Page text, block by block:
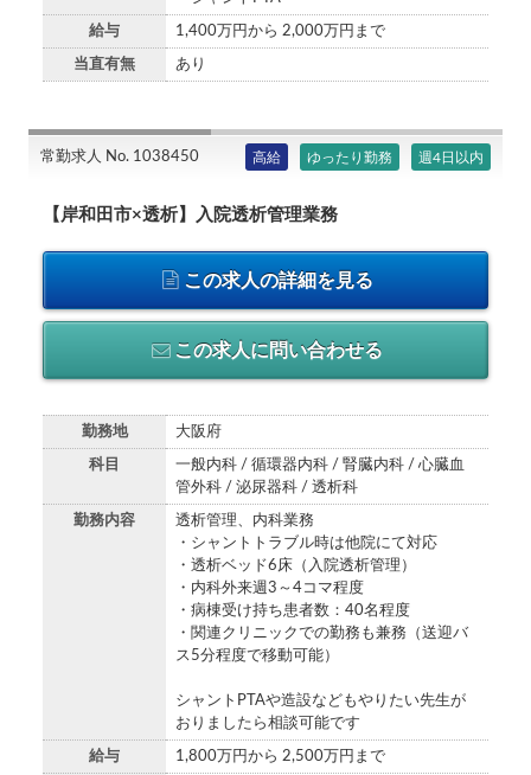
給与 1,400万円から 2,000万円まで
当直有無 あり
常勤求人 No. 1038450 高給 ゆったり勤務 週4日以内
【岸和田市×透析】入院透析管理業務
この求人の詳細を見る
この求人に問い合わせる
勤務地 大阪府
科目
一般内科 / 循環器内科 / 腎臓内科 / 心臓血
管外科 / 泌尿器科 / 透析科
勤務内容
透析管理、内科業務
・シャントトラブル時は他院にて対応
・透析ベッド6床（入院透析管理）
・内科外来週3～4コマ程度
・病棟受け持ち患者数：40名程度
・関連クリニックでの勤務も兼務（送迎バ
ス5分程度で移動可能）
シャントPTAや造設などもやりたい先生が
おりましたら相談可能です
給与 1,800万円から 2,500万円まで